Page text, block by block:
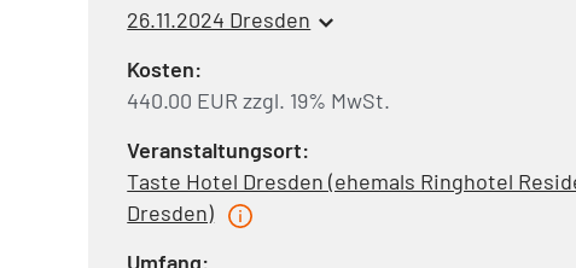
26.11.2024 Dresden
Kosten:
440.00 EUR zzgl. 19% MwSt.
Veranstaltungsort:
Taste Hotel Dresden (ehemals Ringhotel
Dresden)
Umfang: